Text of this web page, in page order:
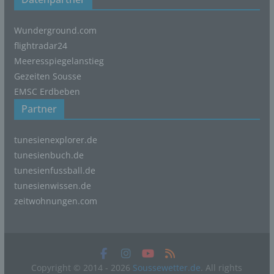
Wunderground.com
flightradar24
Meeresspiegelanstieg
Gezeiten Sousse
EMSC Erdbeben
Partner
tunesienexplorer.de
tunesienbuch.de
tunesienfussball.de
tunesienwissen.de
zeitwohnungen.com
Copyright © 2014 - 2026 Soussewetter.de. All rights
(5) das Datum und die Uhrzeit eines Zugriffs auf die
Internetseite, (6) eine Internet-Protokoll-Adresse (IP-
und Informationen, die der Gefahrenabwehr im Falle von
Angriffen auf unsere informationstechnologischen
Systeme dienen.
Bei der Nutzung dieser allgemeinen Daten und
betroffene Person. Diese Informationen werden vielmehr
benötigt, um (1) die Inhalte unserer Internetseite korrekt
auszuliefern, (2) die Inhalte unserer Internetseite sowie
die Werbung für diese zu optimieren, (3) die dauerhafte
Systeme und der Technik unserer Internetseite zu
notwendigen Informationen bereitzustellen. Diese
anonym erhobenen Daten und Informationen werden